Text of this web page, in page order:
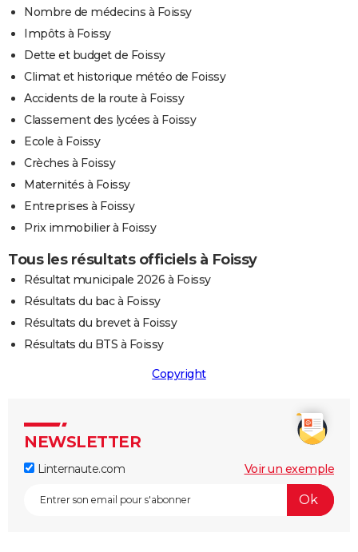
Nombre de médecins à Foissy
Impôts à Foissy
Dette et budget de Foissy
Climat et historique météo de Foissy
Accidents de la route à Foissy
Classement des lycées à Foissy
Ecole à Foissy
Crèches à Foissy
Maternités à Foissy
Entreprises à Foissy
Prix immobilier à Foissy
Tous les résultats officiels à Foissy
Résultat municipale 2026 à Foissy
Résultats du bac à Foissy
Résultats du brevet à Foissy
Résultats du BTS à Foissy
Copyright
NEWSLETTER
Linternaute.com Voir un exemple